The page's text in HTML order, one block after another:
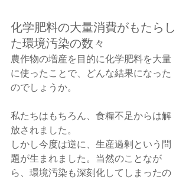
化学肥料の大量消費がもたらし
た環境汚染の数々
農作物の増産を目的に化学肥料を大量
に使ったことで、どんな結果になった
のでしょうか。
私たちはもちろん、食糧不足からは解
放されました。
しかし今度は逆に、生産過剰という問
題が生まれました。当然のことなが
ら、環境汚染も深刻化してしまったの